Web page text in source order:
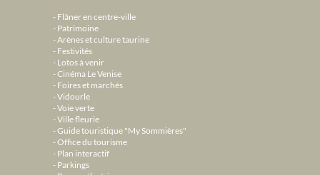
Flâner en centre-ville
Patrimoine
Arènes et culture taurine
Festivités
Lotos à venir
Cinéma Le Venise
Foires et marchés
Vidourle
Voie verte
Ville fleurie
Guide touristique "My Sommières"
Office du tourisme
Plan interactif
Parkings